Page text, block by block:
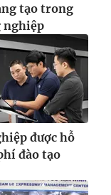
tạo trong
nghiệp
được hỗ
đào tạo